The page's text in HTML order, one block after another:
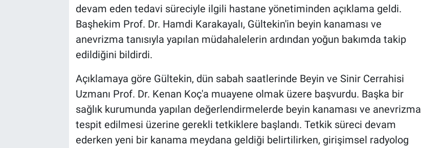
devam eden tedavi süreciyle ilgili hastane yönetiminden açıklama geldi.
Başhekim Prof. Dr. Hamdi Karakayalı, Gültekin'in beyin kanaması ve
anevrizma tanısıyla yapılan müdahalelerin ardından yoğun bakımda takip
edildiğini bildirdi.
Açıklamaya göre Gültekin, dün sabah saatlerinde Beyin ve Sinir Cerrahisi
Uzmanı Prof. Dr. Kenan Koç'a muayene olmak üzere başvurdu. Başka bir
sağlık kurumunda yapılan değerlendirmelerde beyin kanaması ve anevrizma
tespit edilmesi üzerine gerekli tetkiklere başlandı. Tetkik süreci devam
ederken yeni bir kanama meydana geldiği belirtilirken, girişimsel radyolog